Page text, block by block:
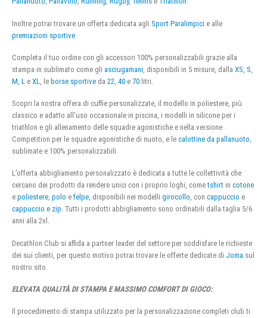
Inoltre potrai trovare un offerta dedicata agli Sport Paralimpici e alle
premiazioni sportive
Completa il tuo ordine con gli accessori 100% personalizzabili grazie alla
stampa in sublimato come gli asciugamani , disponibili in 5 misure, dalla XS S
M L e XL , le borse sportive da 22 40 e 70 litri.
Scopri la nostra offera di cuffie personalizzate, il modello in poliestere, più
classico e adatto all’uso occasionale in piscina, i modelli in silicone per i
triathlon e gli allenamento delle squadre agonistiche e nella versione
Competition per le squadre agonistiche di nuoto, e le calottine da pallanuoto,
sublimate e 100% personalizzabili
L’offerta abbigliamento personalizzato è dedicata a tutte le collettività che
cercano dei prodotti da rendere unici con i proprio loghi, cometshirt in cotone
e poliestere, polo e felpe, disponibili nei modelli girocollo, con cappuccio e
cappuccio e zip. Tutti i prodotti abbigliamento sono ordinabili dalla taglia 5/6
anni alla 2xl.
Decathlon Club si affida a partner leader del settore per soddisfare le richieste
dei sui clienti, per questo motivo potrai trovare le offerte dedicate di Joma sul
nostro sito.
ELEVATA QUALITÀ DI STAMPA E MASSIMO COMFORT DI GIOCO:
Il procedimento di stampa utilizzato per la personalizzazione completi club ti